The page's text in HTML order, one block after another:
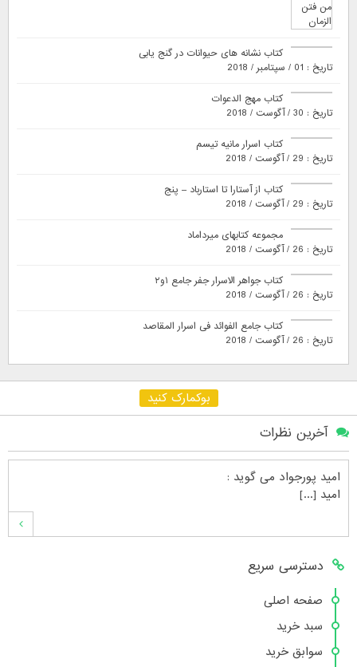
کتاب نشانه های حیوانات در گنج یابی
تاریخ : 01 / سپتامبر / 2018
کتاب مهج الدعوات
تاریخ : 30 / آگوست / 2018
کتاب اسرار مانیه تیسم
تاریخ : 29 / آگوست / 2018
کتاب از آستارا تا استارباد – پنج
تاریخ : 29 / آگوست / 2018
مجموعه کتابهای میرداماد
تاریخ : 26 / آگوست / 2018
کتاب جواهر الاسرار جفر جامع ۱و۲
تاریخ : 26 / آگوست / 2018
کتاب جامع الفوائد فی اسرار المقاصد
تاریخ : 26 / آگوست / 2018
بوکمارک کنید
آخرین نظرات
امید پورجواد می گوید :
امید [...]
محمدشهنوازیمی گوید :
سلام بنده محمد شهنوازی فقط بوسیله ا [...]
محمدمی گوید :
دسترسی سریع
صفحه اصلی
سبد خرید
سوابق خرید